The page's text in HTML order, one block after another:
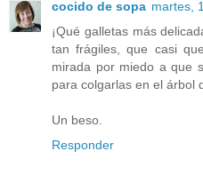
cocido de sopa martes,
¡Qué galletas más
tan frágiles, que casi
mirada por miedo a que
para colgarlas en el árbol
Un beso.
Responder